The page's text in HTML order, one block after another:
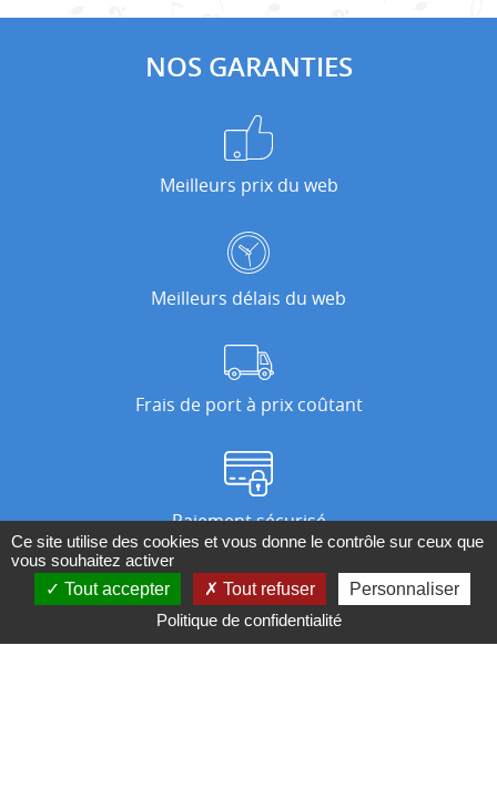
NOS GARANTIES
Meilleurs prix du web
Meilleurs délais du web
Frais de port à prix coûtant
Paiement sécurisé
Nos magasins
Ce site utilise des cookies et vous donne le contrôle sur ceux que
vous souhaitez activer
Tout accepter
Tout refuser
Personnaliser
Politique de confidentialité